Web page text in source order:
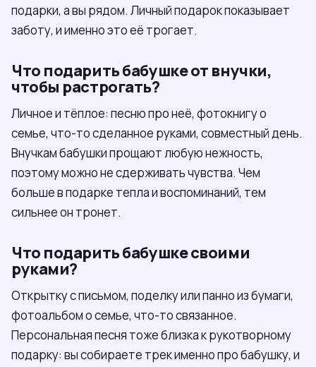
подарки, а вы рядом. Личный подарок показывает
заботу, и именно это её трогает.
Что подарить бабушке от внучки,
чтобы растрогать?
Личное и тёплое: песню про неё, фотокнигу о
семье, что-то сделанное руками, совместный день.
Внучкам бабушки прощают любую нежность,
поэтому можно не сдерживать чувства. Чем
больше в подарке тепла и воспоминаний, тем
сильнее он тронет.
Что подарить бабушке своими
руками?
Открытку с письмом, поделку или панно из бумаги,
фотоальбом о семье, что-то связанное.
Персональная песня тоже близка к рукотворному
подарку: вы собираете трек именно про бабушку, и